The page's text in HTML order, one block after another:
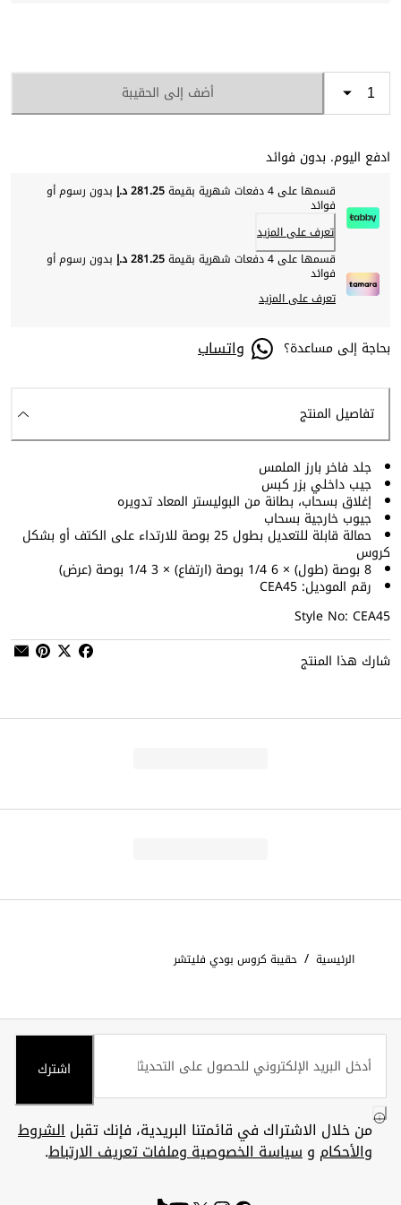
أضف إلى الحقيبة
ادفع اليوم. بدون فوائد
قسمها على 4 دفعات شهرية بقيمة 281.25 د.إ بدون رسوم أو
فوائد
تعرف على المزيد
قسمها على 4 دفعات شهرية بقيمة
281.25 د.إ بدون رسوم أو
فوائد
تعرف على المزيد
بحاجة إلى مساعدة؟ واتساب
تفاصيل المنتج
جلد فاخر بارز الملمس
جيب داخلي بزر كبس
إغلاق بسحاب، بطانة من البوليستر المعاد تدويره
جيوب خارجية بسحاب
حمالة قابلة للتعديل بطول 25 بوصة للارتداء على الكتف أو بشكل
كروس
8 بوصة (طول) × 6 1/4 بوصة (ارتفاع) × 3 1/4 بوصة (عرض)
رقم الموديل: CEA45
Style No: CEA45
شارك هذا المنتج
الرئيسية / حقيبة كروس بودي فليتشر
اشترك
من خلال الاشتراك في قائمتنا البريدية، فإنك تقبلالشروط
والأحكام وسياسة الخصوصية وملفات تعريف الارتباط.